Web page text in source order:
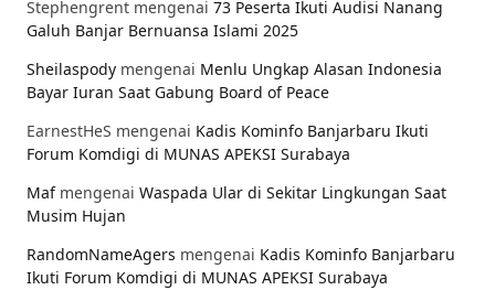
Stephengrent mengenai 73 Peserta Ikuti Audisi Nanang
Galuh Banjar Bernuansa Islami 2025
Sheilaspody mengenai Menlu Ungkap Alasan Indonesia
Bayar Iuran Saat Gabung Board of Peace
EarnestHeS mengenai Kadis Kominfo Banjarbaru Ikuti
Forum Komdigi di MUNAS APEKSI Surabaya
Mafmengenai Waspada Ular di Sekitar Lingkungan Saat
Musim Hujan
RandomNameAgers mengenai Kadis Kominfo Banjarbaru
Ikuti Forum Komdigi di MUNAS APEKSI Surabaya